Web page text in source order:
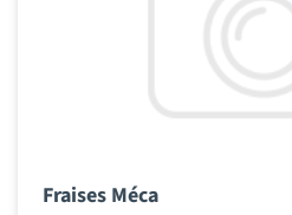
Fraises Méca